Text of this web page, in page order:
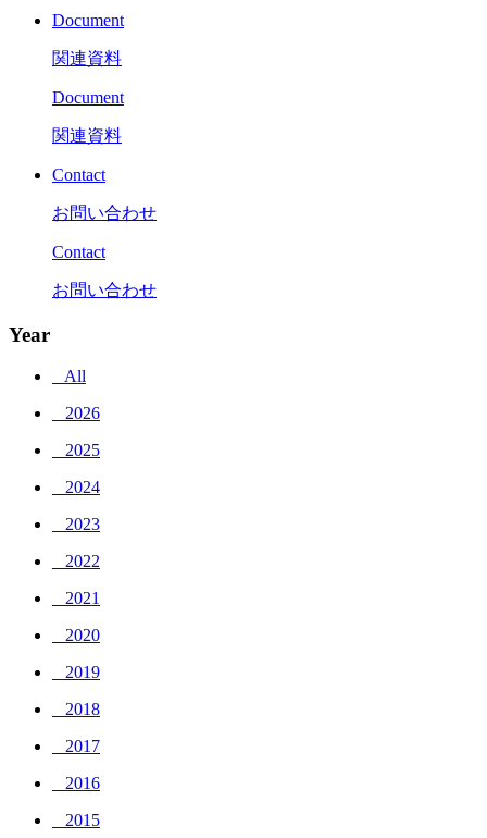
Document
関連資料
Document
関連資料
Contact
お問い合わせ
Contact
お問い合わせ
Year
_ All
_ 2026
_ 2025
_ 2024
_ 2023
_ 2022
_ 2021
_ 2020
_ 2019
_ 2018
_ 2017
_ 2016
_ 2015